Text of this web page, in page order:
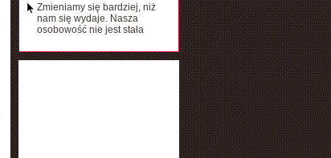
Zmieniamy się bardziej, niż
nam się wydaje. Nasza
osobowość nie jest stała